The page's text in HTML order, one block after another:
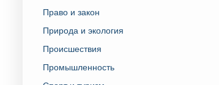
Право и закон
Природа и экология
Происшествия
Промышленность